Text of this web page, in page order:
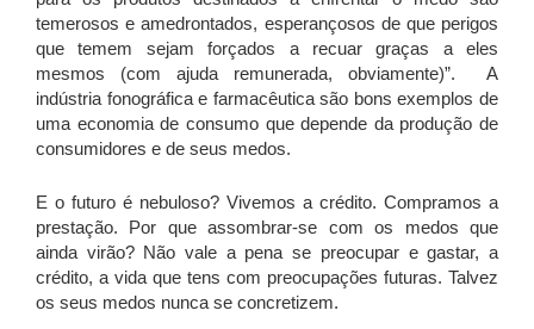
temerosos e amedrontados, esperançosos de que perigos
que temem sejam forçados a recuar graças a eles
mesmos (com ajuda remunerada, obviamente)”. A
indústria fonográfica e farmacêutica são bons exemplos de
uma economia de consumo que depende da produção de
consumidores e de seus medos.
E o futuro é nebuloso? Vivemos a crédito. Compramos a
prestação. Por que assombrar-se com os medos que
ainda virão? Não vale a pena se preocupar e gastar, a
crédito, a vida que tens com preocupações futuras. Talvez
os seus medos nunca se concretizem.